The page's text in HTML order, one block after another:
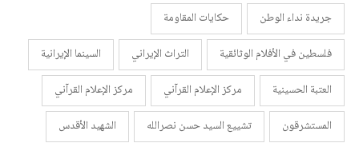
جريدة نداء الوطن
حكايات المقاومة
فلسطين في الأفلام الوثائقية
التراث الإيراني
السينما الإيرانية
العتبة الحسينية
مركز الإعلام القرآني
مركز الإعلام القرآني
المستشرقون
تشييع السيد حسن نصرالله
الشهيد الأقدس